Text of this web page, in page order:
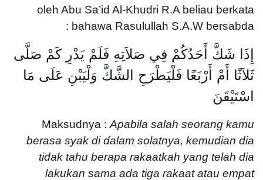
oleh Abu Sa’id Al-Khudri R.A beliau berkata
bahawa Rasulullah S.A.W bersabda :
إِذَا شَكَّ أَحَدُكُمْ فِي صَلاَتِهِ فَلَمْ يَدْرِ كَمْ صَلَّى
ثَلاَثًا أَمْ أَرْبَعًا فَلْيَطْرَحِ الشَّكَّ وَلْيَبْنِ عَلَى مَا
اسْتَيْقَنَ
Maksudnya : Apabila salah seorang kamu
berasa syak di dalam solatnya, kemudian dia
tidak tahu berapa rakaatkah yang telah dia
lakukan sama ada tiga rakaat atau empat